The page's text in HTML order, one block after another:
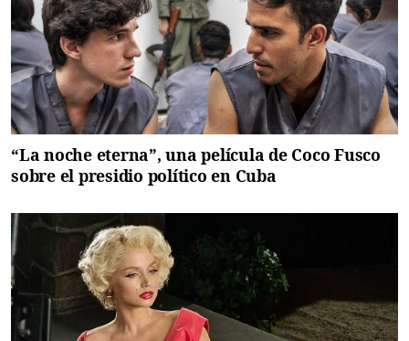
“La noche eterna”, una película de Coco Fusco
sobre el presidio político en Cuba